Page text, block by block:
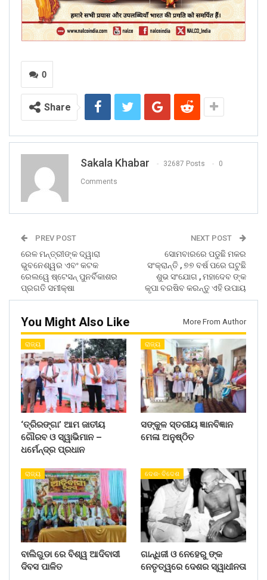
0
Share
Sakala Khabar 32687 Posts 0
Comments
PREV POST
ରେଳ ମନ୍ତ୍ରୀଙ୍କ ଦ୍ୱାରା
ଭୁବନେଶ୍ୱର ଏବଂ କଟକ
ରେଲୱେ ଷ୍ଟେସନ୍ ପୁନର୍ବିକାଶର
ପ୍ରଗତି ସମୀକ୍ଷା
NEXT POST
ସୋମବାରରେ ପଡୁଛି ମକର
ସଂକ୍ରାନ୍ତି , ୭୭ ବର୍ଷ ପରେ ଘଟୁଛି
ଶୁଭ ସଂଯୋଗ , ମହାଦେବ ଙ୍କ
କୃପା ବରଷିବ କରନ୍ତୁ ଏହି ଉପାୟ
You Might Also Like More From Author
ରାଜ୍ୟ
‘ତ୍ରିରଙ୍ଗା’ ଆମ ଜାତୀୟ
ଗୌରବ ଓ ସ୍ୱାଭିମାନ –
ଧର୍ମେନ୍ଦ୍ର ପ୍ରଧାନ
ରାଜ୍ୟ
ସଙ୍କୁଳ ସ୍ତରୀୟ ଜ୍ଞାନବିଜ୍ଞାନ
ମେଳା ଅନୁଷ୍ଠିତ
ରାଜ୍ୟ
ବାଲିଗୁଡା ରେ ବିଶ୍ୱ ଆଦିବାସୀ
ଦିବସ ପାଳିତ
ଦେଶ- ବିଦେଶ
ଗାନ୍ଧିଜୀ ଓ ନେହେରୁ ଙ୍କ
ନେତୃତ୍ୱରେ ଦେଶର ସ୍ୱାଧୀନତା